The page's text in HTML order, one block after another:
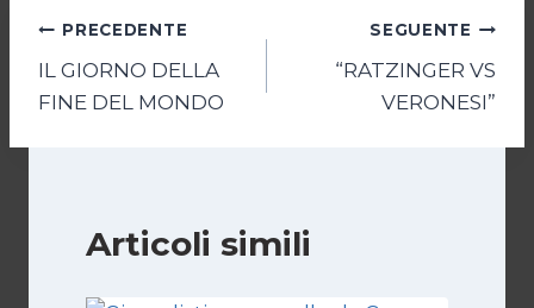
Navigazione
articoli
PRECEDENTE
IL GIORNO DELLA
FINE DEL MONDO
SEGUENTE
“RATZINGER VS
VERONESI”
Articoli simili